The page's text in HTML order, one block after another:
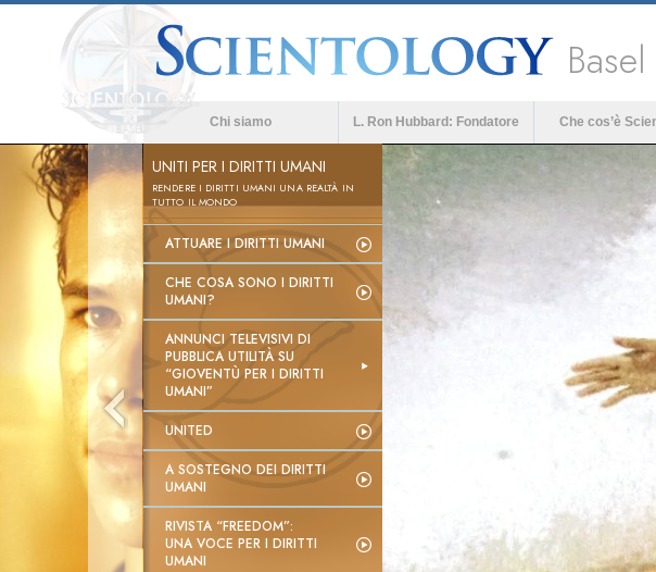
Basel
Chi siamo L. Ron Hubbard: Fondatore Che cos’è
UNITI PER I DIRITTI UMANI
RENDERE I DIRITTI UMANI UNA REALTÀ IN
TUTTO IL MONDO
ATTUARE I DIRITTI UMANI
CHE COSA SONO I DIRITTI
UMANI?
ANNUNCI TELEVISIVI DI
PUBBLICA UTILITÀ SU
“GIOVENTÙ PER I DIRITTI
UMANI”
UNITED
A SOSTEGNO DEI DIRITTI
UMANI
RIVISTA “FREEDOM”:
UNA VOCE PER I DIRITTI
UMANI